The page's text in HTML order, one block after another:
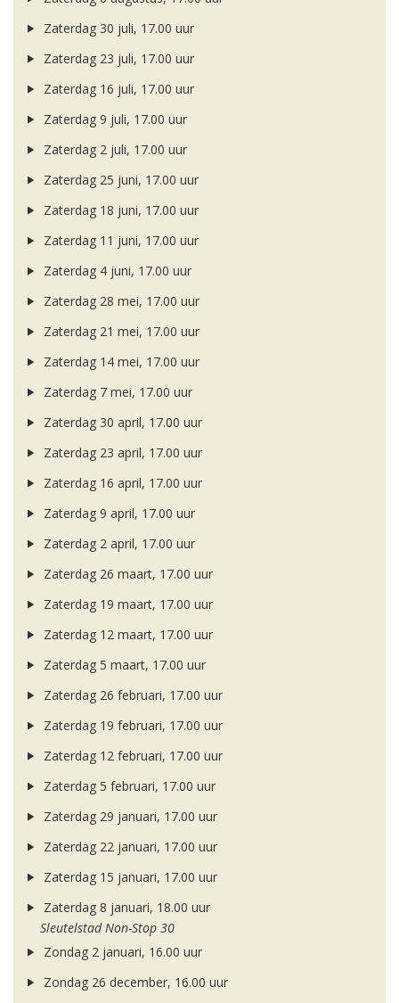
Zaterdag 30 juli, 17.00 uur
Zaterdag 23 juli, 17.00 uur
Zaterdag 16 juli, 17.00 uur
Zaterdag 9 juli, 17.00 uur
Zaterdag 2 juli, 17.00 uur
Zaterdag 25 juni, 17.00 uur
Zaterdag 18 juni, 17.00 uur
Zaterdag 11 juni, 17.00 uur
Zaterdag 4 juni, 17.00 uur
Zaterdag 28 mei, 17.00 uur
Zaterdag 21 mei, 17.00 uur
Zaterdag 14 mei, 17.00 uur
Zaterdag 7 mei, 17.00 uur
Zaterdag 30 april, 17.00 uur
Zaterdag 23 april, 17.00 uur
Zaterdag 16 april, 17.00 uur
Zaterdag 9 april, 17.00 uur
Zaterdag 2 april, 17.00 uur
Zaterdag 26 maart, 17.00 uur
Zaterdag 19 maart, 17.00 uur
Zaterdag 12 maart, 17.00 uur
Zaterdag 5 maart, 17.00 uur
Zaterdag 26 februari, 17.00 uur
Zaterdag 19 februari, 17.00 uur
Zaterdag 12 februari, 17.00 uur
Zaterdag 5 februari, 17.00 uur
Zaterdag 29 januari, 17.00 uur
Zaterdag 22 januari, 17.00 uur
Zaterdag 15 januari, 17.00 uur
Zaterdag 8 januari, 18.00 uur
Sleutelstad Non-Stop 30
Zondag 2 januari, 16.00 uur
Zondag 26 december, 16.00 uur